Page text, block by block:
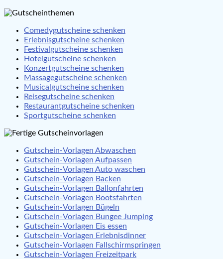
Comedygutscheine schenken
Erlebnisgutscheine schenken
Festivalgutscheine schenken
Hotelgutscheine schenken
Konzertgutscheine schenken
Massagegutscheine schenken
Musicalgutscheine schenken
Reisegutscheine schenken
Restaurantgutscheine schenken
Sportgutscheine schenken
Gutschein-Vorlagen Abwaschen
Gutschein-Vorlagen Aufpassen
Gutschein-Vorlagen Auto waschen
Gutschein-Vorlagen Backen
Gutschein-Vorlagen Ballonfahrten
Gutschein-Vorlagen Bootsfahrten
Gutschein-Vorlagen Bügeln
Gutschein-Vorlagen Bungee Jumping
Gutschein-Vorlagen Eis essen
Gutschein-Vorlagen Erlebnisdinner
Gutschein-Vorlagen Fallschirmspringen
Gutschein-Vorlagen Freizeitpark